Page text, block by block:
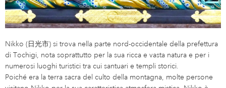
Nikko (日光市) si trova nella parte nord-occidentale della prefettura
di Tochigi, nota soprattutto per la sua ricca e vasta natura e per i
numerosi luoghi turistici tra cui santuari e templi storici.
Poiché era la terra sacra del culto della montagna, molte persone